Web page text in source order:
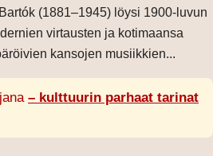
(1881–1945) löysi 1900-luvun
virtausten ja kotimaansa
kansojen musiikkien...
– kulttuurin parhaat tarinat